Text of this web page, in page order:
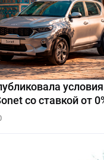
со ставкой от